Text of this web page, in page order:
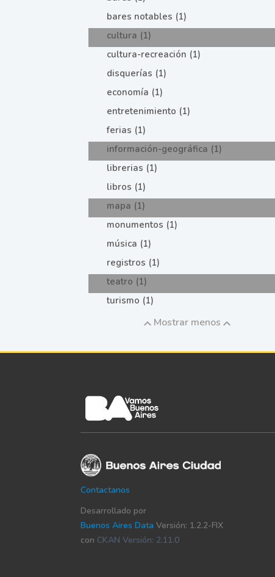
bares notables (1)
cultura (1)
cultura-recreación (1)
disquerías (1)
economía (1)
entretenimiento (1)
ferias (1)
información-geográfica (1)
librerias (1)
libros (1)
mapa (1)
monumentos (1)
música (1)
registros (1)
teatro (1)
turismo (1)
Mostrar menos
Contactanos
Desarrollado por
Buenos Aires Data Versión: 1.2.2-FIX
con CKAN Versión: 2.11.0